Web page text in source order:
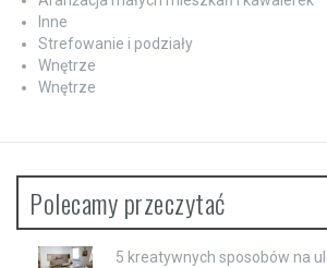
Inne
Strefowanie i podziały
Wnętrze
Wnętrze
Polecamy przeczytać
5 kreatywnych sposobów na